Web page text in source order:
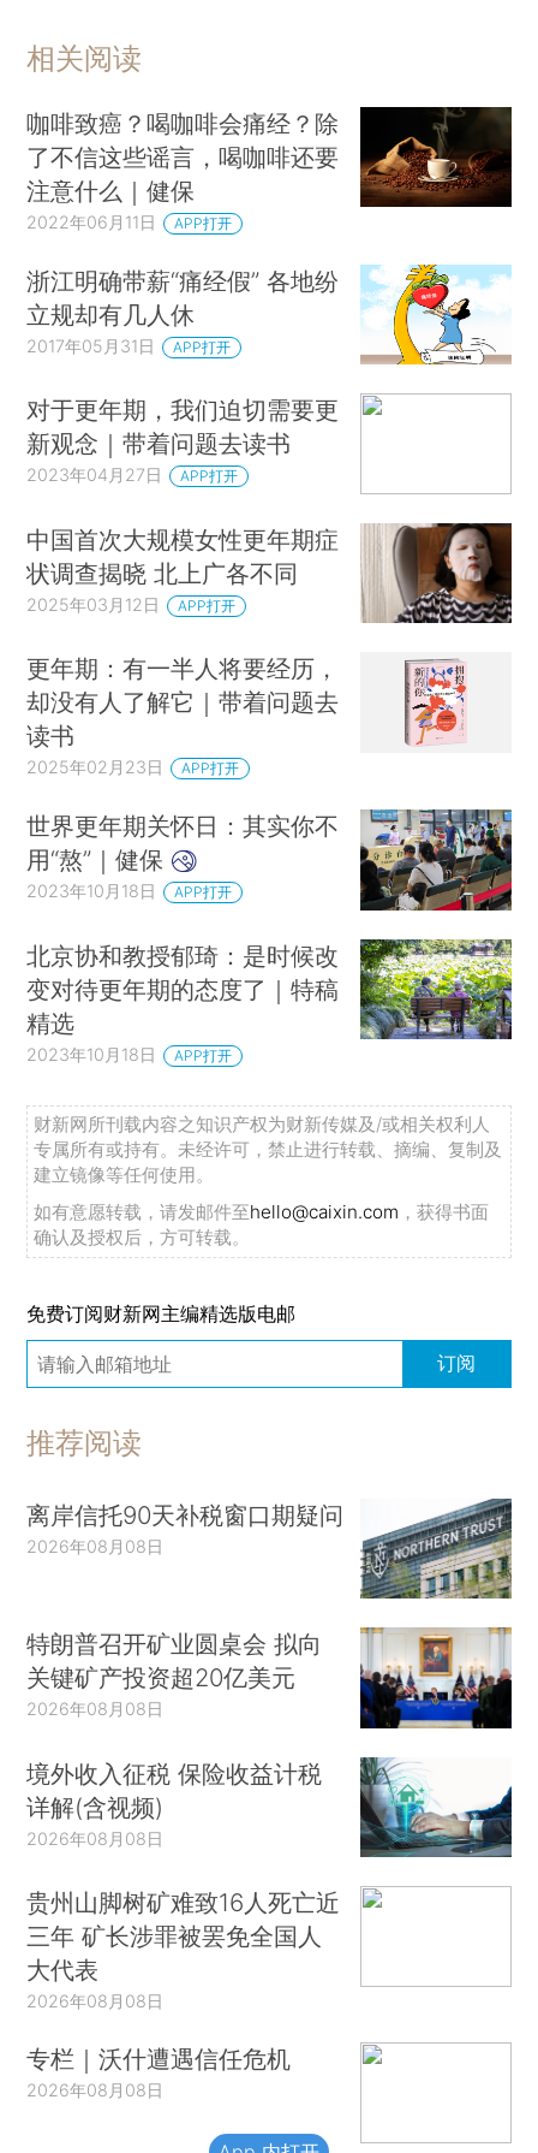
相关阅读
咖啡致癌？喝咖啡会痛经？除
了不信这些谣言，喝咖啡还要
注意什么｜健保
2022年06月11日 APP打开
浙江明确带薪“痛经假” 各地纷
立规却有几人休
2017年05月31日 APP打开
对于更年期，我们迫切需要更
新观念｜带着问题去读书
2023年04月27日 APP打开
中国首次大规模女性更年期症
状调查揭晓 北上广各不同
2025年03月12日 APP打开
更年期：有一半人将要经历，
却没有人了解它｜带着问题去
读书
2025年02月23日 APP打开
世界更年期关怀日：其实你不
用“熬”｜健保
2023年10月18日 APP打开
北京协和教授郁琦：是时候改
变对待更年期的态度了｜特稿
精选
2023年10月18日 APP打开
财新网所刊载内容之知识产权为财新传媒及/或相关权利人
专属所有或持有。未经许可，禁止进行转载、摘编、复制及
建立镜像等任何使用。
如有意愿转载，请发邮件至hello@caixin.com ，获得书面
确认及授权后，方可转载。
免费订阅财新网主编精选版电邮
订阅
推荐阅读
离岸信托90天补税窗口期疑问
2026年08月08日
特朗普召开矿业圆桌会 拟向
关键矿产投资超20亿美元
2026年08月08日
境外收入征税 保险收益计税
详解(含视频)
2026年08月08日
贵州山脚树矿难致16人死亡近
三年 矿长涉罪被罢免全国人
大代表
2026年08月08日
专栏｜沃什遭遇信任危机
2026年08月08日